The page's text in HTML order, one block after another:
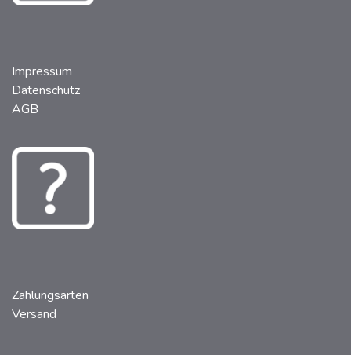
Impressum
Datenschutz
AGB
Zahlungsarten
Versand